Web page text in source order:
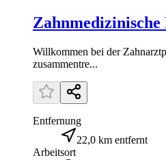
Willkommen bei der
zusammentre...
Entfernung
22,0 km entfernt
Arbeitsort